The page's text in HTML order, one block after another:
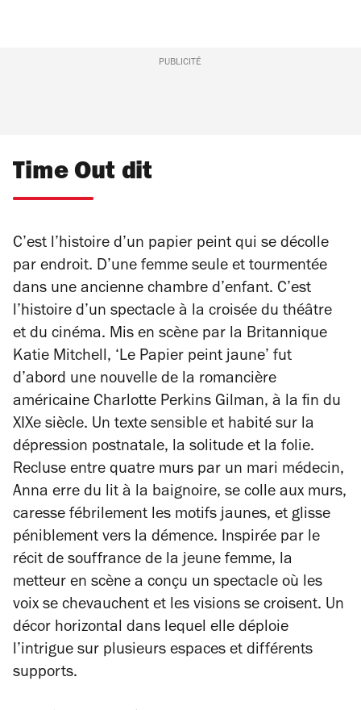
PUBLICITÉ
Time Out dit
C’est l’histoire d’un papier peint qui se décolle
par endroit. D’une femme seule et tourmentée
dans une ancienne chambre d’enfant. C’est
l’histoire d’un spectacle à la croisée du théâtre
et du cinéma. Mis en scène par la Britannique
Katie Mitchell, ‘Le Papier peint jaune’ fut
d’abord une nouvelle de la romancière
américaine Charlotte Perkins Gilman, à la fin du
XIXe siècle. Un texte sensible et habité sur la
dépression postnatale, la solitude et la folie.
Recluse entre quatre murs par un mari médecin,
Anna erre du lit à la baignoire, se colle aux murs,
caresse fébrilement les motifs jaunes, et glisse
péniblement vers la démence. Inspirée par le
récit de souffrance de la jeune femme, la
metteur en scène a conçu un spectacle où les
voix se chevauchent et les visions se croisent. Un
décor horizontal dans lequel elle déploie
l’intrigue sur plusieurs espaces et différents
supports.